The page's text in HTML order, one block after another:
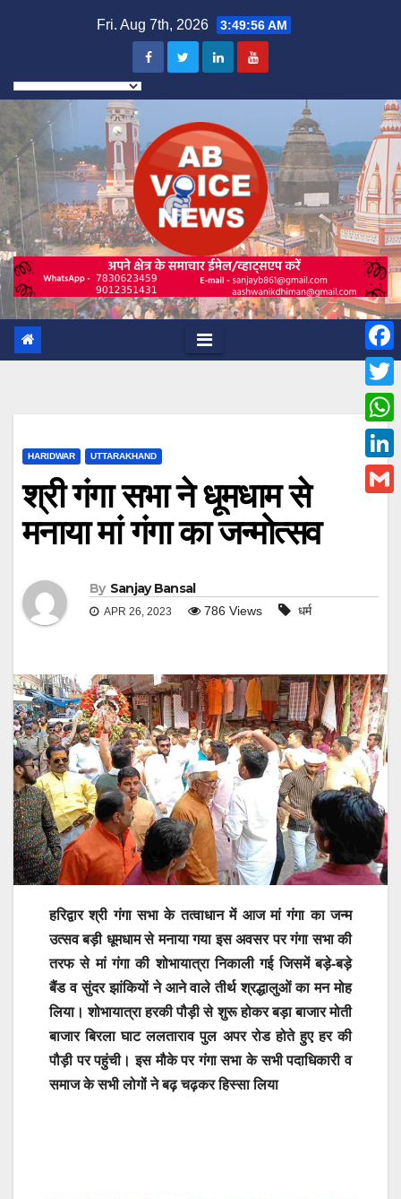
Fri. Aug 7th, 2026 3:49:57 AM
HARIDWAR UTTARAKHAND
श्री गंगा सभा ने धूमधाम से
मनाया मां गंगा का जन्मोत्सव
By Sanjay Bansal
APR 26, 2023 786 Views धर्म
हरिद्वार श्री गंगा सभा के तत्वाधान में आज मां गंगा का जन्म
उत्सव बड़ी धूमधाम से मनाया गया इस अवसर पर गंगा सभा की
तरफ से मां गंगा की शोभायात्रा निकाली गई जिसमें बड़े-बड़े
बैंड व सुंदर झांकियों ने आने वाले तीर्थ श्रद्धालुओं का मन मोह
लिया। शोभायात्रा हरकी पौड़ी से शुरू होकर बड़ा बाजार मोती
बाजार बिरला घाट ललताराव पुल अपर रोड होते हुए हर की
पौड़ी पर पहुंची। इस मौके पर गंगा सभा के सभी पदाधिकारी व
समाज के सभी लोगों ने बढ़ चढ़कर हिस्सा लिया
F
a
c
e
b
T
w
i
W
h
a
L
n
i